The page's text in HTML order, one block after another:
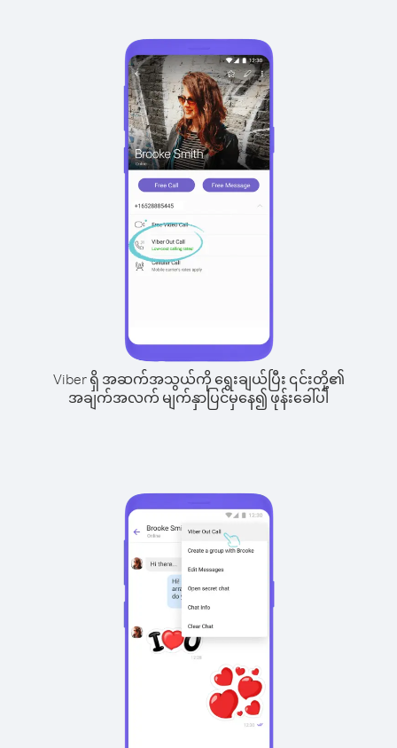
Viber ရှိ အဆက်အသွယ်ကို ရွေးချယ်ပြီး ၎င်းတို့၏
အချက်အလက် မျက်နှာပြင်မှနေ၍ ဖုန်းခေါ်ပါ